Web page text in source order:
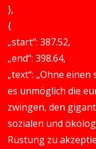
},
{
„start“: 387.52,
„end“: 398.64,
„text“: „Ohne
es unmöglich die
zwingen, den
sozialen und
Rüstung zu